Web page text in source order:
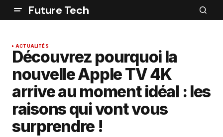
Future Tech
ACTUALITÉS
Découvrez pourquoi la
nouvelle Apple TV 4K
arrive au moment idéal : les
raisons qui vont vous
surprendre !